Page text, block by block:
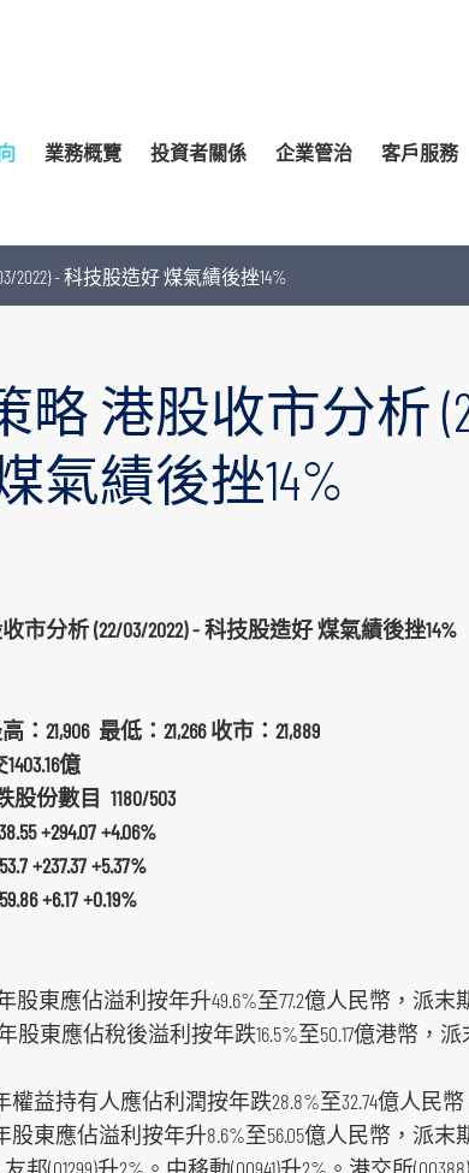
/專題報告
每日股市財經評論
業務概覽
產品
認股證及牛熊證
滬港通及深港通
財務貸款
投資移民
市場策略及研究​
投資者關係
訊
股東須知
投資者關係查詢
企業管治
會
會
企業管治委員會
內部監控
客戶服務
費
交易平台
（建議使用）
2022) - 科技股造好 煤氣績後挫14%
略 港股收市分析
氣績後挫14%
市分析 (22/03/2022) - 科技股造好 煤氣績後挫14%
：21,906 最低：21,266 收市：21,889
億
股份數目 1180/503
+294.07 +4.06%
+237.37 +5.37%
+6.17 +0.19%
股東應佔溢利按年升49.6%至77.2億人民幣，派末
股東應佔稅後溢利按年跌16.5%至50.17億港幣，
權益持有人應佔利潤按年跌28.8%至32.74億人民
股東應佔溢利按年升8.6%至56.05億人民幣，派末